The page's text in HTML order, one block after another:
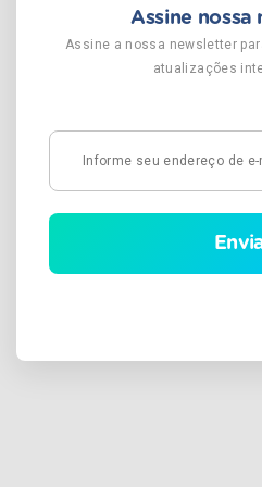
Assine nossa
Assine a nossa newsletter
atualizações